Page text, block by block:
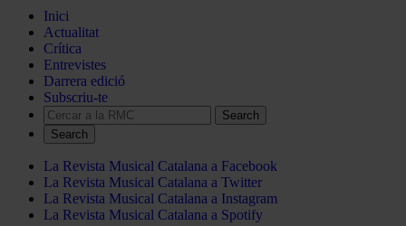
Inici
Actualitat
Crítica
Entrevistes
Darrera edició
Subscriu-te
Search
La Revista Musical Catalana a Facebook
La Revista Musical Catalana a Twitter
La Revista Musical Catalana a Instagram
La Revista Musical Catalana a Spotify